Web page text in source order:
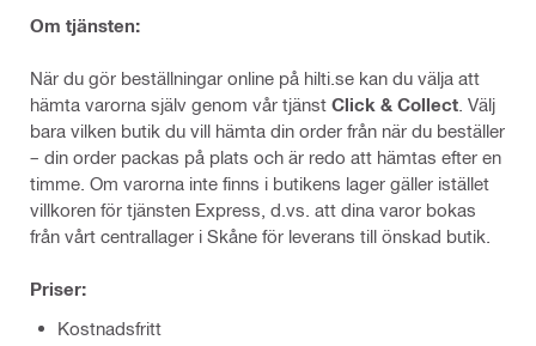
Om tjänsten:
När du gör beställningar online på hilti.se kan du välja att
hämta varorna själv genom vår tjänst Click & Collect . Välj
bara vilken butik du vill hämta din order från när du beställer
– din order packas på plats och är redo att hämtas efter en
timme. Om varorna inte finns i butikens lager gäller istället
villkoren för tjänsten Express, d.vs. att dina varor bokas
från vårt centrallager i Skåne för leverans till önskad butik.
Priser:
Kostnadsfritt